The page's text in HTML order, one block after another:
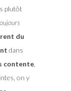
plutôt
du
dans
contente,
on y